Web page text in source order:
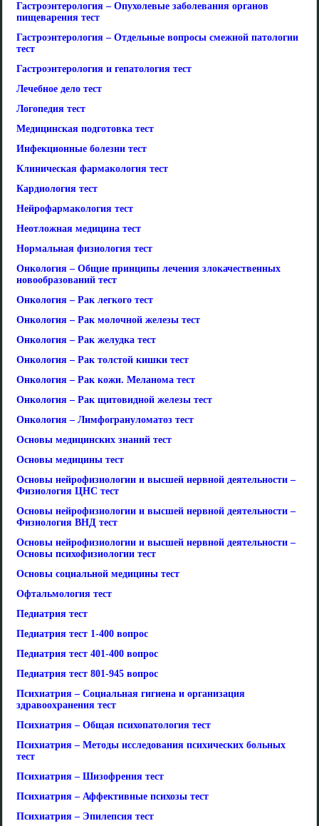
Гастроэнтерология – Опухолевые заболевания органов
пищеварения тест
Гастроэнтерология – Отдельные вопросы смежной патологии
тест
Гастроэнтерология и гепатология тест
Лечебное дело тест
Логопедия тест
Медицинская подготовка тест
Инфекционные болезни тест
Клиническая фармакология тест
Кардиология тест
Нейрофармакология тест
Неотложная медицина тест
Нормальная физиология тест
Онкология – Общие принципы лечения злокачественных
новообразований тест
Онкология – Рак легкого тест
Онкология – Рак молочной железы тест
Онкология – Рак желудка тест
Онкология – Рак толстой кишки тест
Онкология – Рак кожи. Меланома тест
Онкология – Рак щитовидной железы тест
Онкология – Лимфогрануломатоз тест
Основы медицинских знаний тест
Основы медицины тест
Основы нейрофизиологии и высшей нервной деятельности –
Физиология ЦНС тест
Основы нейрофизиологии и высшей нервной деятельности –
Физиология ВНД тест
Основы нейрофизиологии и высшей нервной деятельности –
Основы психофизиологии тест
Основы социальной медицины тест
Офтальмология тест
Педиатрия тест
Педиатрия тест 1-400 вопрос
Педиатрия тест 401-400 вопрос
Педиатрия тест 801-945 вопрос
Психиатрия – Социальная гигиена и организация
здравоохранения тест
Психиатрия – Общая психопатология тест
Психиатрия – Методы исследования психических больных
тест
Психиатрия – Шизофрения тест
Психиатрия – Аффективные психозы тест
Психиатрия – Эпилепсия тест